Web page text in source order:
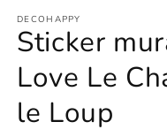
DECOHAPPY
Sticker
Love Le
le Loup